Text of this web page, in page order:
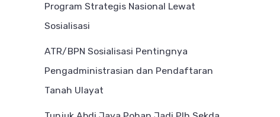
Program Strategis Nasional Lewat
Sosialisasi
ATR/BPN Sosialisasi Pentingnya
Pengadministrasian dan Pendaftaran
Tanah Ulayat